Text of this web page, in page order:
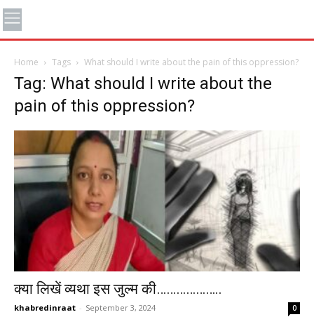
Home Tags What should I write about the pain of this oppression?
Tag: What should I write about the
pain of this oppression?
क्या लिखें व्यथा इस जुल्म की………………..
khabredinraat - September 3, 2024 0